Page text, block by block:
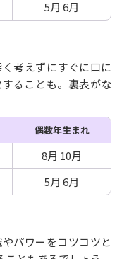
5月 6月
考えずにすぐに口に
ることも。裏表がな
偶数年生まれ
8月 10月
5月 6月
パワーをコツコツと